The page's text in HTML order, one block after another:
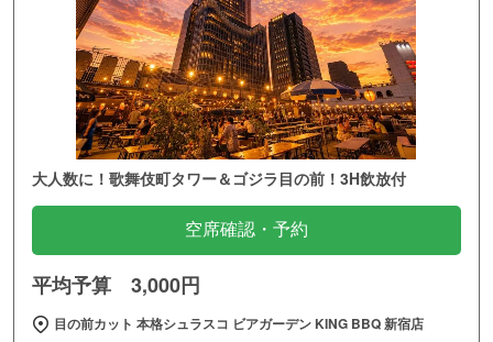
大人数に！歌舞伎町タワー＆ゴジラ目の前！3H飲放付
空席確認・予約
平均予算 3,000円
目の前カット 本格シュラスコ ビアガーデン KING BBQ 新宿店